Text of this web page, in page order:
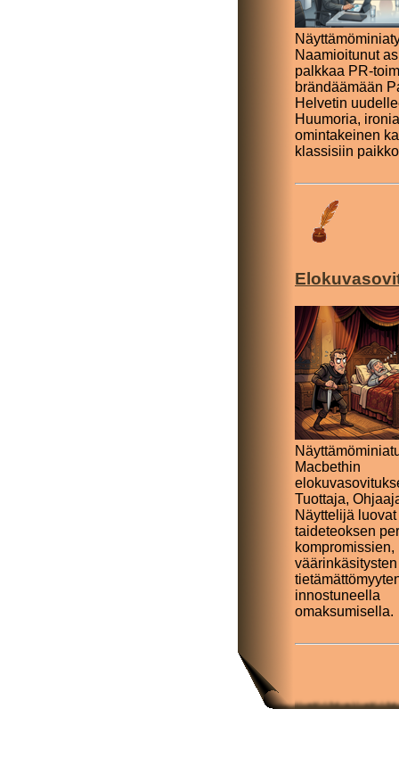
Naamioitunut
palkkaa PR-
brändäämään
Helvetin
Huumoria,
omintakeinen
klassisiin
Macbethin
Tuottaja,
Näyttelijä luovat
taideteoksen
kompromissien,
innostuneella
omaksumisella.